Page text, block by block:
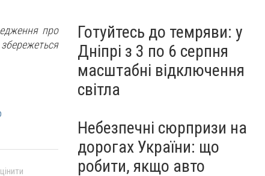
про
Готуйтесь до темряви: у
Дніпрі з 3 по 6 серпня
масштабні відключення
світла
Небезпечні сюрпризи на
дорогах України: що
робити, якщо авто